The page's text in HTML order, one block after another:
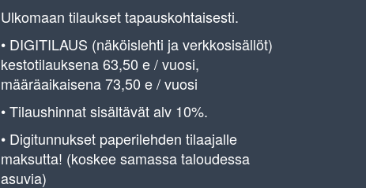
Ulkomaan tilaukset tapauskohtaisesti.
• DIGITILAUS (näköislehti ja verkkosisällöt)
kestotilauksena 63,50 e / vuosi,
määräaikaisena 73,50 e / vuosi
• Tilaushinnat sisältävät alv 10%.
• Digitunnukset paperilehden tilaajalle
maksutta! (koskee samassa taloudessa
asuvia)